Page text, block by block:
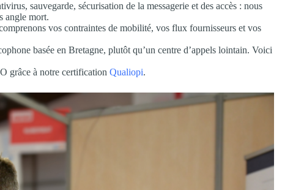
sauvegarde, sécurisation de la messagerie et des accès : nous
angle mort.
vos contraintes de mobilité, vos flux fournisseurs et vos
basée en Bretagne, plutôt qu’un centre d’appels lointain. Voici
grâce à notre certification Qualiopi.